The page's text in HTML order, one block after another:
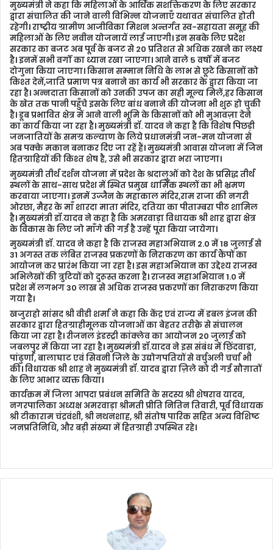
मुख्यमंत्री ने कहा कि महिलाओं के आर्थिक सशक्तिकरण के लिए सरकार
द्वारा संचालित की जाने वाली विभिन्न योजनाएँ यथावत संचालित होती
रहेगी। राष्ट्रीय ग्रामीण आजीविका मिशन अन्तर्गत स्व-सहायता समूह की
महिलाओं के लिए नवीन योजनायें लाई जाएगी। इन सबके लिए प्रदेश
सरकार का बजट अब पूर्व के बजट से 20 प्रतिशत से अधिक रखने का लक्ष्य
है। इनमें सभी वर्गों का ध्यान रखा जाएगा। आने वाले 5 वर्षों में बजट
दोगुना किया जाएगा। किसान सम्मान निधि के लाभ से छूटे किसानों को
किश्त देनें,जाति प्रमाण पत्र बनाने का कार्य भी सरकार के द्वारा किया जा
रहा है। अन्नदाता किसानों को उनकी उपज का सही मूल्य मिलें,हर किसान
के खेत तक पानी पहुँचे इसके लिए बांध बनाने की योजना भी शुरू हो चुकी
है। डूब प्रभावित क्षेत्र में आने वाली भूमि के किसानों को भी मुआवज़ा देने
का कार्य किया जा रहा है। मुख्यमंत्री डॉ. यादव ने कहा है कि विशेष पिछड़ी
जनजातियों के समग्र कल्याण के लिये प्रधानमंत्री जन-मन योजना से
अब पक्के मकान बनाकर दिए जा रहें हैं। मुख्यमंत्री आवास योजना में जिन
हितग्राहियों की किश्त शेष है, उसे भी सरकार द्वारा भरा जाएगा।
मुख्यमंत्री तीर्थ दर्शन योजना में प्रदेश के श्रदालुओं को देश के प्रसिद्ध तीर्थ
स्थलों के साथ-साथ प्रदेश में स्थित प्रमुख धार्मिक स्थलों का भी भ्रमण
करवाया जाएगा। इनमें उज्जैन के महाकाल मंदिर,राम राजा की नगरी
ओरछा, मैहर के माँ शारदा माता मंदिर, दतिया का पीताम्बरा पीठ शामिल
है। मुख्यमंत्री डॉ.यादव ने कहा है कि अमरवाड़ा विधायक श्री शाह द्वारा क्षेत्र
के विकास के लिए जो माँगे की गई है उन्हें पूरा किया जायेगा।
मुख्यमंत्री डॉ. यादव ने कहा है कि राजस्व महाअभियान 2.0 में 18 जुलाई से
31 अगस्त तक लंबित राजस्व प्रकरणों के निराकरण का कार्य कैंपों का
आयोजन कर प्रारंभ किया जा रहा है। इस महाअभियान का उद्देश्य राजस्व
अभिलेखों की त्रुटियों को दुरूस्त करना है। राजस्व महाअभियान 1.0 में
प्रदेश में लगभग 30 लाख से अधिक राजस्व प्रकरणों का निराकरण किया
गया है।
खजुराहो सांसद श्री वीडी शर्मा ने कहा कि केंद्र एवं राज्य में डबल इंजन की
सरकार द्वारा हितग्राहीमूलक योजनाओं का बेहतर तरीक़े से संचालन
किया जा रहा है। रीजनल इंडस्ट्री कांक्लेव का आयोजन 20 जुलाई को
जबलपुर में किया जा रहा है। मुख्यमंत्री डॉ.यादव ने इस संबंध में छिंदवाड़ा,
पांढुर्णा, बालाघाट एवं सिवनी जिले के उद्योगपतियों से वर्चुअली चर्चा भी
की। विधायक श्री शाह ने मुख्यमंत्री डॉ. यादव द्वारा ज़िले को दी गई सौग़ातों
के लिए आभार व्यक्त किया।
कार्यक्रम में जिला आपदा प्रबंधन समिति के सदस्य श्री शेषराव यादव,
नगरपालिका अध्यक्ष अमरवाड़ा श्रीमती प्रीति नितिन तिवारी, पूर्व विधायक
श्री टीकाराम चंद्रवंशी, श्री नथनशाह, श्री संतोष पारिक सहित अन्य विशिष्ट
जनप्रतिनिधि, और बड़ी संख्या में हितग्राही उपस्थित रहे।